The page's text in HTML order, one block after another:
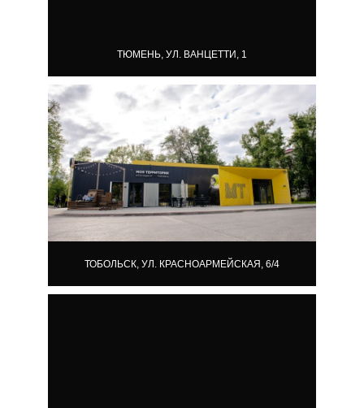
ТЮМЕНЬ, УЛ. ВАНЦЕТТИ, 1
ТОБОЛЬСК, УЛ. КРАСНОАРМЕЙСКАЯ, 6/4